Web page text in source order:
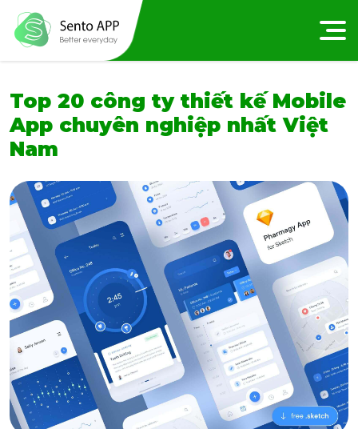
Top 20 công ty thiết kế Mobile
App chuyên nghiệp nhất Việt
Nam